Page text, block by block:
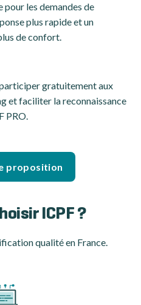
les demandes de
plus rapide et un
de confort.
gratuitement aux
et faciliter la reconnaissance
PRO.
proposition
ICPF ?
qualité en France.